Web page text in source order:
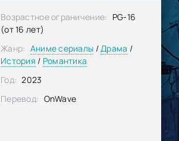
Возрастное ограничение: PG-16
(от 16 лет)
Жанр: Аниме сериалы /Драма /
История / Романтика
Год: 2023
Перевод: OnWave